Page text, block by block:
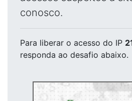
conosco.
Para liberar o acesso do IP
responda ao desafio abaixo.